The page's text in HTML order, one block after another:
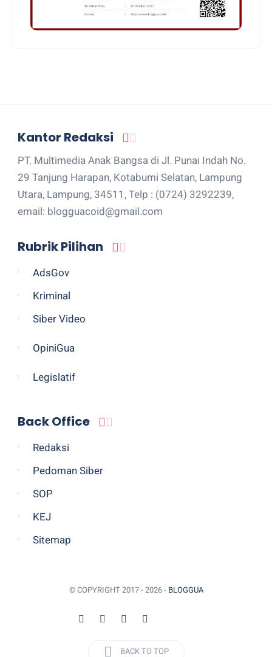
Kantor Redaksi
PT. Multimedia Anak Bangsa di Jl. Punai Indah No.
29 Tanjung Harapan, Kotabumi Selatan, Lampung
Utara, Lampung, 34511, Telp : (0724) 3292239,
email: blogguacoid@gmail.com
Rubrik Pilihan
AdsGov
Kriminal
Siber Video
OpiniGua
Legislatif
Back Office
Redaksi
Pedoman Siber
SOP
KEJ
Sitemap
© COPYRIGHT 2017 - 2026 - BLOGGUA
BACK TO TOP